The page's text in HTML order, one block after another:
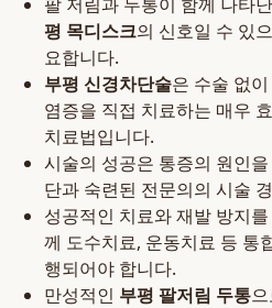
평 목디스크의 신호일 수 있
요합니다.
부평 신경차단술은 수술 없
염증을 직접 치료하는 매우
치료법입니다.
시술의 성공은 통증의 원인
단과 숙련된 전문의의 시술
성공적인 치료와 재발 방지
께 도수치료, 운동치료 등 통
행되어야 합니다.
만성적인 부평 팔저림 두통